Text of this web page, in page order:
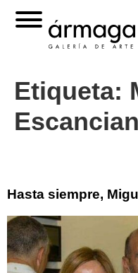
Etiqueta:
Hasta siempre,